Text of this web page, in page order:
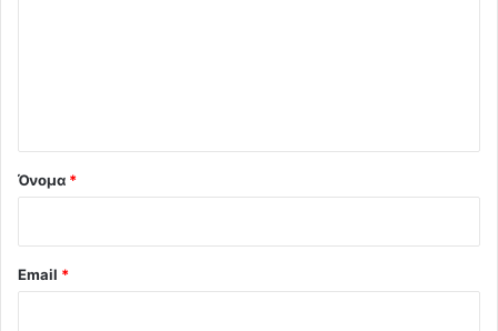
Όνομα *
Email *